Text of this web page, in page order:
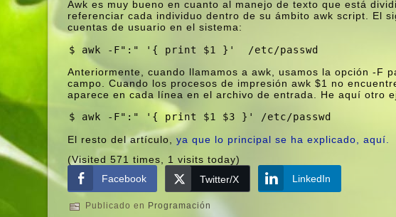
Awk es muy bueno en cuanto al manejo de texto que está
referenciar cada individuo dentro de su ámbito awk script. El
cuentas de usuario en el sistema:
$ awk -F":" '{ print $1 }'  /etc/passwd
Anteriormente, cuando llamamos a awk, usamos la opción -F
campo. Cuando los procesos de impresión awk $1 no
aparece en cada lí­nea en el archivo de entrada. He aquí­ otro
$ awk -F":" '{ print $1 $3 }' /etc/passwd
El resto del artí­culo,ya que lo principal se ha explicado, aquí­.
(Visited 571 times, 1 visits today)
Facebook
Twitter/X LinkedIn
Publicado en Programación